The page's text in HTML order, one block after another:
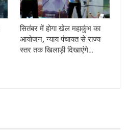
सितंबर में होगा खेल महाकुंभ का
आयोजन, न्याय पंचायत से राज्य
स्तर तक खिलाड़ी दिखाएंगे…